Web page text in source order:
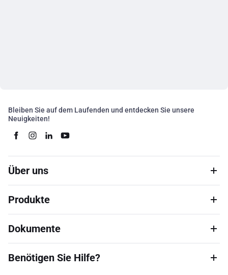
Bleiben Sie auf dem Laufenden und entdecken Sie unsere
Neuigkeiten!
Über uns
Produkte
Dokumente
Benötigen Sie Hilfe?